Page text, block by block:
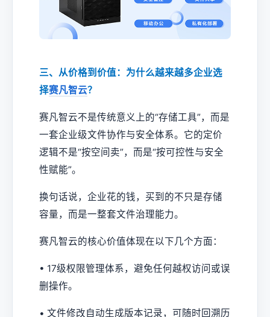
三、从价格到价值：为什么越来越多企业选
择赛凡智云？
赛凡智云不是传统意义上的“存储工具”，而是
一套企业级文件协作与安全体系。它的定价
逻辑不是“按空间卖”，而是“按可控性与安全
性赋能”。
换句话说，企业花的钱，买到的不只是存储
容量，而是一整套文件治理能力。
赛凡智云的核心价值体现在以下几个方面：
• 17级权限管理体系，避免任何越权访问或误
删操作。
• 文件修改自动生成版本记录，可随时回溯历